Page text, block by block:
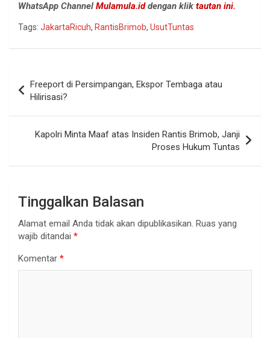
WhatsApp Channel Mulamula.iddengan klik tautan ini.
Tags: JakartaRicuh, RantisBrimob, UsutTuntas
pos
Freeport di Persimpangan, Ekspor Tembaga atau
Hilirisasi?
Kapolri Minta Maaf atas Insiden Rantis Brimob, Janji
Proses Hukum Tuntas
Tinggalkan Balasan
Alamat email Anda tidak akan dipublikasikan. Ruas yang
wajib ditandai *
Komentar *